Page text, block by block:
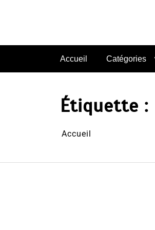
Accueil Catégories
Étiquette :
Accueil